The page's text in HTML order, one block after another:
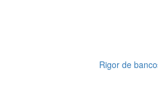
Rigor de